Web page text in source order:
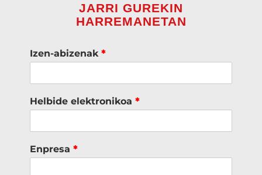
JARRI GUREKIN
HARREMANETAN
Izen-abizenak *
Helbide elektronikoa *
Enpresa *